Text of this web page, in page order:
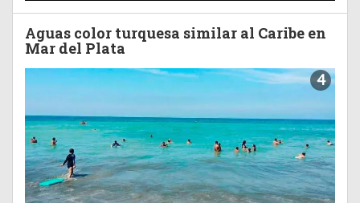
Aguas color turquesa similar al Caribe en
Mar del Plata
4